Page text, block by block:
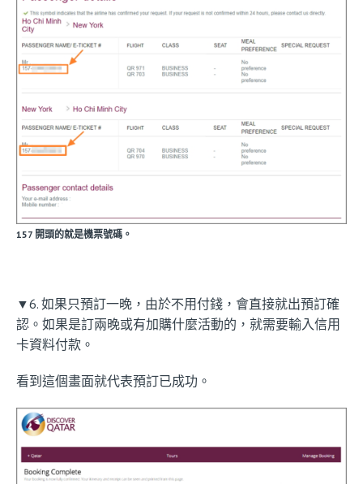
157 開頭的就是機票號碼。
▼6. 如果只預訂一晚，由於不用付錢，會直接就出預訂確
認。如果是訂兩晚或有加購什麼活動的，就需要輸入信用
卡資料付款。
看到這個畫面就代表預訂已成功。